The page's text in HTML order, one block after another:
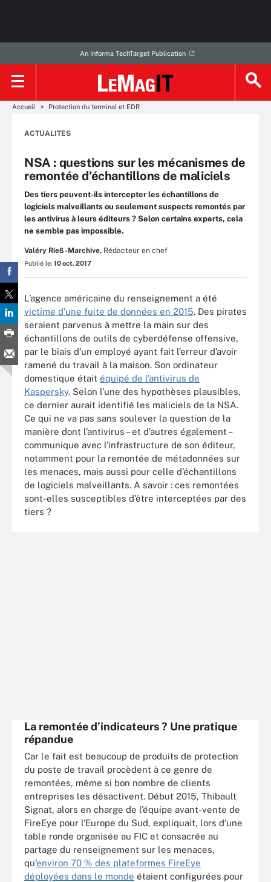
An Informa TechTarget Publication
Accueil Protection du terminal et EDR
ACTUALITES
NSA : questions sur les mécanismes de
remontée d’échantillons de maliciels
Des tiers peuvent-ils intercepter les échantillons de
logiciels malveillants ou seulement suspects remontés par
les antivirus à leurs éditeurs ? Selon certains experts, cela
ne semble pas impossible.
Valéry Rieß-Marchive, Rédacteur en chef
Publié le: 10 oct. 2017
L’agence américaine du renseignement a été
victime d’une fuite de données en 2015. Des pirates
seraient parvenus à mettre la main sur des
échantillons de outils de cyberdéfense offensive,
par le biais d’un employé ayant fait l’erreur d’avoir
ramené du travail à la maison. Son ordinateur
domestique était équipé de l’antivirus de
Kaspersky. Selon l’une des hypothèses plausibles,
ce dernier aurait identifié les maliciels de la NSA.
Ce qui ne va pas sans soulever la question de la
manière dont l’antivirus – et d’autres également –
communique avec l’infrastructure de son éditeur,
notamment pour la remontée de métadonnées sur
les menaces, mais aussi pour celle d’échantillons
de logiciels malveillants. A savoir : ces remontées
sont-elles susceptibles d’être interceptées par des
tiers ?
La remontée d’indicateurs ? Une pratique
répandue
Car le fait est beaucoup de produits de protection
du poste de travail procèdent à ce genre de
remontées, même si bon nombre de clients
entreprises les désactivent. Début 2015, Thibault
Signat, alors en charge de l’équipe avant-vente de
FireEye pour l’Europe du Sud, expliquait, lors d’une
table ronde organisée au FIC et consacrée au
partage du renseignement sur les menaces,
qu’environ 70 % des plateformes FireEye
déployées dans le monde étaient configurées pour